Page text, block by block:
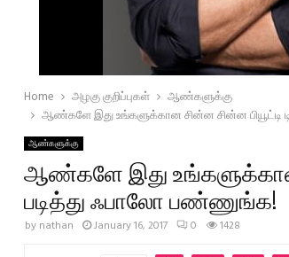
Home அழகு குறிப்புகள்
ஆண்களுக்கு
ஆண்களே இது உங்களுக்கான சின்ன சின்ன பியூட்டி
ஆண்களுக்கு
ஆண்களே இது உங்களுக்கான
படித்து ஃபாலோ பண்ணுங்க!
by nathan January 16, 2017 0 1428